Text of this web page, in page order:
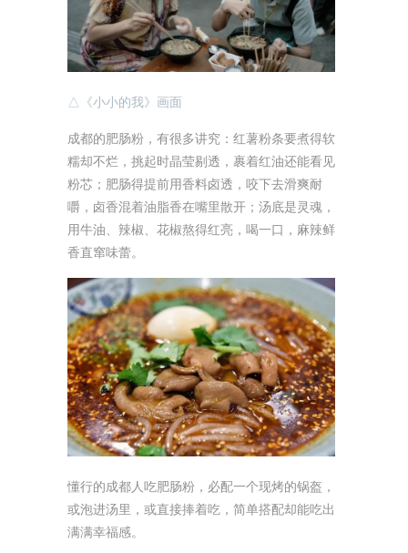
△《小小的我》画面
成都的肥肠粉，有很多讲究：红薯粉条要煮得软
糯却不烂，挑起时晶莹剔透，裹着红油还能看见
粉芯；肥肠得提前用香料卤透，咬下去滑爽耐
嚼，卤香混着油脂香在嘴里散开；汤底是灵魂，
用牛油、辣椒、花椒熬得红亮，喝一口，麻辣鲜
香直窜味蕾。
懂行的成都人吃肥肠粉，必配一个现烤的锅盔，
或泡进汤里，或直接捧着吃，简单搭配却能吃出
满满幸福感。